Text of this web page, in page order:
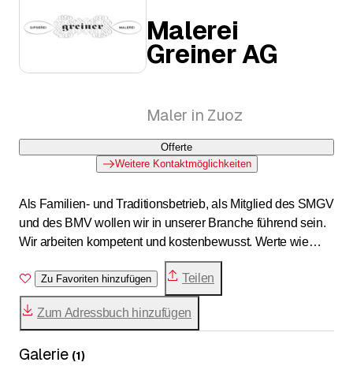
Malerei
Greiner AG
Maler in Zuoz
Offerte
Weitere Kontaktmöglichkeiten
Als Familien- und Traditionsbetrieb, als Mitglied des SMGV
und des BMV wollen wir in unserer Branche führend sein.
Wir arbeiten kompetent und kostenbewusst. Werte wie
Selbstverantwortlichkeit, Achtung und Vertrauen und das
Bestreben, sich im betriebsexternen und internen Umfeld
ehrlich und integer zu begegnen, sind für uns
selbstverständlich. Wir bilden uns regelmässig weiter, um
können. Wir setzen unser Wissen aktiv ein, zum Wohl von
Zu Favoriten hinzufügen Teilen
Zum Adressbuch hinzufügen
Galerie (1)